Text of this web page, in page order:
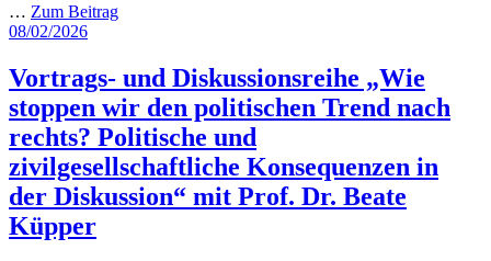
… Zum Beitrag
Veröffentlicht
08/02/2026
Vortrags- und Diskussionsreihe „Wie
stoppen wir den politischen Trend nach
rechts? Politische und
zivilgesellschaftliche Konsequenzen in
der Diskussion“ mit Prof. Dr. Beate
Küpper